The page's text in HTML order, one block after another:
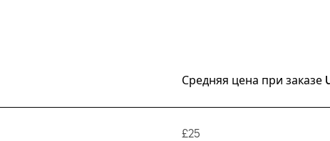
Средняя цена при заказе
£25